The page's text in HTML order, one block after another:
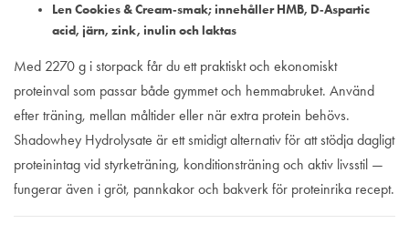
Len Cookies & Cream‑smak; innehåller HMB, D‑Aspartic
acid, järn, zink, inulin och laktas
Med 2270 g i storpack får du ett praktiskt och ekonomiskt
proteinval som passar både gymmet och hemmabruket. Använd
efter träning, mellan måltider eller när extra protein behövs.
Shadowhey Hydrolysate är ett smidigt alternativ för att stödja dagligt
proteinintag vid styrketräning, konditionsträning och aktiv livsstil —
fungerar även i gröt, pannkakor och bakverk för proteinrika recept.